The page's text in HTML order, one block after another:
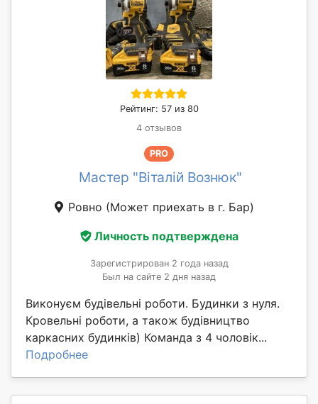
Рейтинг: 57 из 80
4 отзывов
PRO
Мастер "Віталій Вознюк"
Ровно (Может приехать в г. Бар)
Личность подтверждена
Зарегистрирован 2 года назад
Был на сайте 2 дня назад
Виконуєм будівельні роботи. Будинки з нуля.
Кровельні роботи, а також будівництво
каркасних будинків) Команда з 4 чоловік...
Подробнее